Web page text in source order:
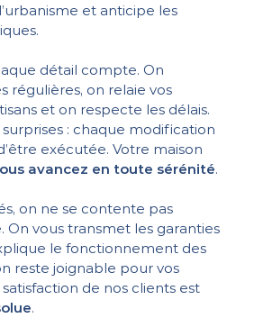
et anticipe les
détail compte. On
régulières, on relaie vos
et on respecte les délais.
surprises : chaque modification
exécutée. Votre maison
avancez en toute sérénité.
on ne se contente pas
On vous transmet les garanties
le fonctionnement des
reste joignable pour vos
de nos clients est
.